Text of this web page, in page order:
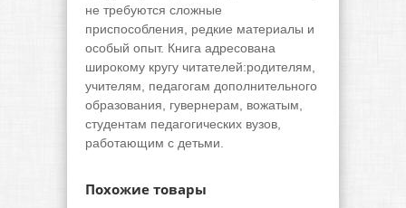
не требуются сложные
приспособления, редкие материалы и
особый опыт. Книга адресована
широкому кругу читателей:родителям,
учителям, педагогам дополнительного
образования, гувернерам, вожатым,
студентам педагогических вузов,
работающим с детьми.
Похожие товары